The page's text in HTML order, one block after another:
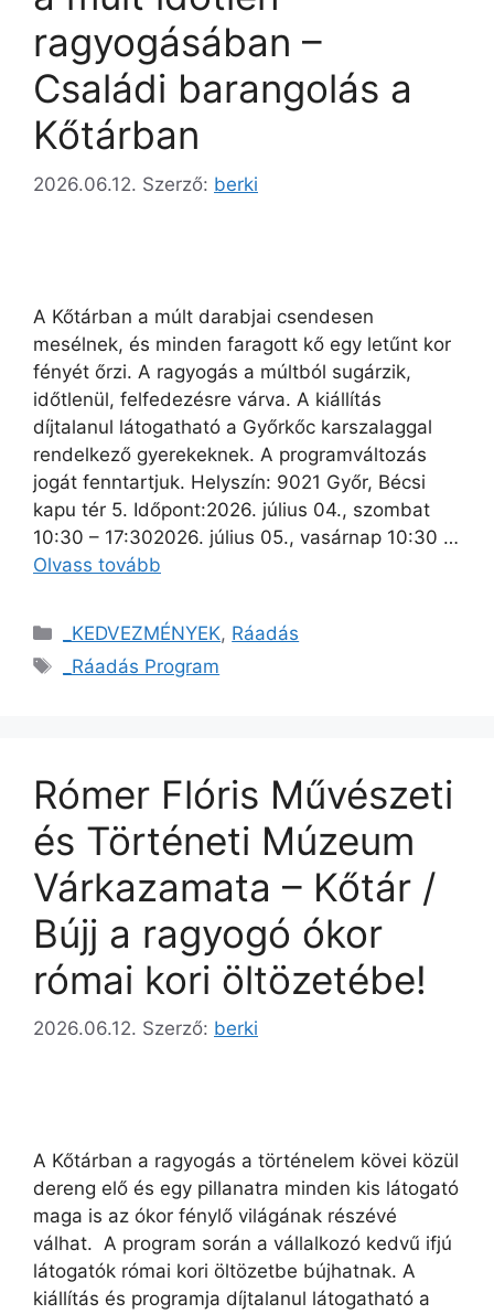
ragyogásában –
Családi barangolás a
Kőtárban
2026.06.12. Szerző: berki
A Kőtárban a múlt darabjai csendesen
mesélnek, és minden faragott kő egy letűnt kor
fényét őrzi. A ragyogás a múltból sugárzik,
időtlenül, felfedezésre várva. A kiállítás
díjtalanul látogatható a Győrkőc karszalaggal
rendelkező gyerekeknek. A programváltozás
jogát fenntartjuk. Helyszín: 9021 Győr, Bécsi
kapu tér 5. Időpont:2026. július 04., szombat
10:30 – 17:302026. július 05., vasárnap 10:30 …
Olvass tovább
_KEDVEZMÉNYEK, Ráadás
_Ráadás Program
Rómer Flóris Művészeti
és Történeti Múzeum
Várkazamata – Kőtár /
Bújj a ragyogó ókor
római kori öltözetébe!
2026.06.12. Szerző: berki
A Kőtárban a ragyogás a történelem kövei közül
dereng elő és egy pillanatra minden kis látogató
maga is az ókor fénylő világának részévé
válhat. A program során a vállalkozó kedvű ifjú
látogatók római kori öltözetbe bújhatnak. A
kiállítás és programja díjtalanul látogatható a